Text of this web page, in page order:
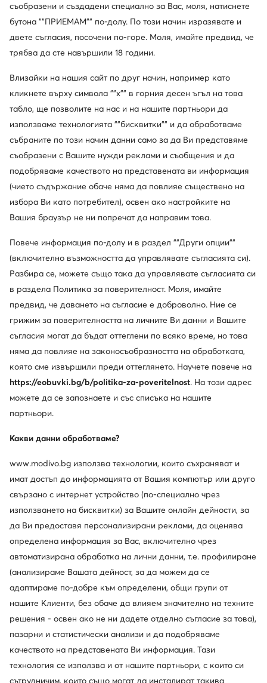
още 10% Код: SUMMER
Нови
Wave Momentum Pro Mid V1GA2545 · Обувки за зала
114,99€
още 25% Код: SUMMER
164,99 €
164,99 €
още 10% Код: SUMMER
Нови
Mizuno
Lightning Star Jr. V1GD2603 · Обувки за зала
79,99€
още 10% Код: SUMMER
Нови
Mizuno
69,99€
съобразени и създадени специално за Вас, моля, натиснете
бутона ""ПРИЕМАМ"" по-долу. По този начин изразявате и
двете съгласия, посочени по-горе. Моля, имайте предвид, че
трябва да сте навършили 18 години.
Влизайки на нашия сайт по друг начин, например като
кликнете върху символа ""x"" в горния десен ъгъл на това
табло, ще позволите на нас и на нашите партньори да
използваме технологията ""бисквитки"" и да обработваме
събраните по този начин данни само за да Ви представяме
съобразени с Вашите нужди реклами и съобщения и да
подобряваме качеството на представената ви информация
(чието съдържание обаче няма да повлияе съществено на
избора Ви като потребител), освен ако настройките на
Вашия браузър не ни попречат да направим това.
Повече информация по-долу и в раздел ""Други опции""
(включително възможността да управлявате съгласията си).
Разбира се, можете също така да управлявате съгласията си
в раздела Политика за поверителност. Моля, имайте
предвид, че даването на съгласие е доброволно. Ние се
грижим за поверителността на личните Ви данни и Вашите
съгласия могат да бъдат оттеглени по всяко време, но това
няма да повлияе на законосъобразността на обработката,
която сме извършили преди оттеглянето. Научете повече на
https://eobuvki.bg/b/politika-za-poveritelnost. На този адрес
можете да се запознаете и със списъка на нашите
партньори.
Какви данни обработваме?
www.modivo.bg използва технологии, които съхраняват и
имат достъп до информацията от Вашия компютър или друго
свързано с интернет устройство (по-специално чрез
използването на бисквитки) за Вашите онлайн дейности, за
да Ви предоставя персонализирани реклами, да оценява
определена информация за Вас, включително чрез
автоматизирана обработка на лични данни, т.е. профилиране
(анализираме Вашата дейност, за да можем да се
адаптираме по-добре към определени, общи групи от
нашите Клиенти, без обаче да влияем значително на техните
решения - освен ако не ни дадете отделно съгласие за това),
пазарни и статистически анализи и да подобряваме
качеството на представената Ви информация. Тази
технология се използва и от нашите партньори, с които си
сътрудничим, които също могат да инсталират такива